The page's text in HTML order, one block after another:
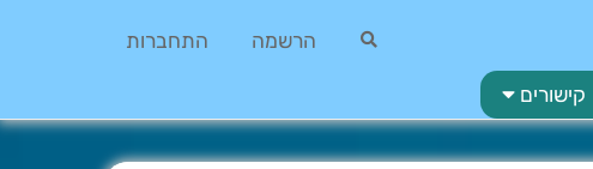
הרשמה התחברות
קישורים